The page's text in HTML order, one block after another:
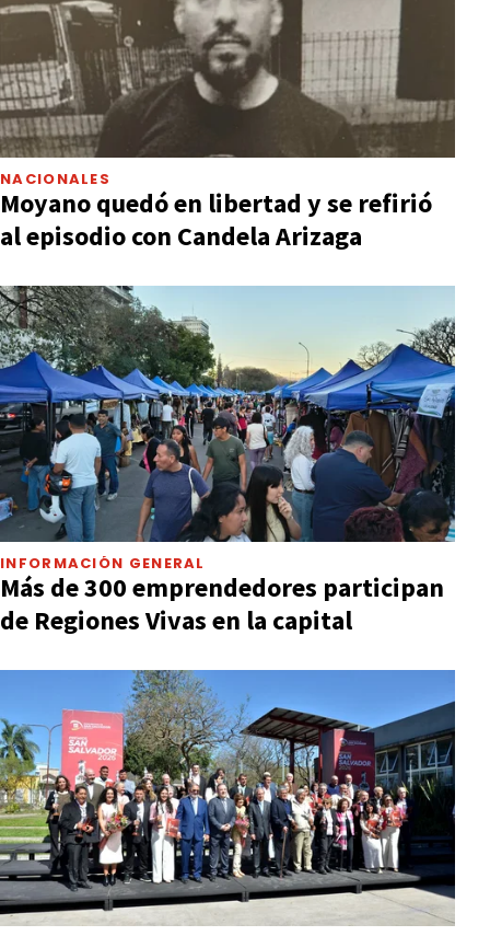
NACIONALES
Moyano quedó en libertad y se refirió
al episodio con Candela Arizaga
INFORMACIÓN GENERAL
Más de 300 emprendedores participan
de Regiones Vivas en la capital